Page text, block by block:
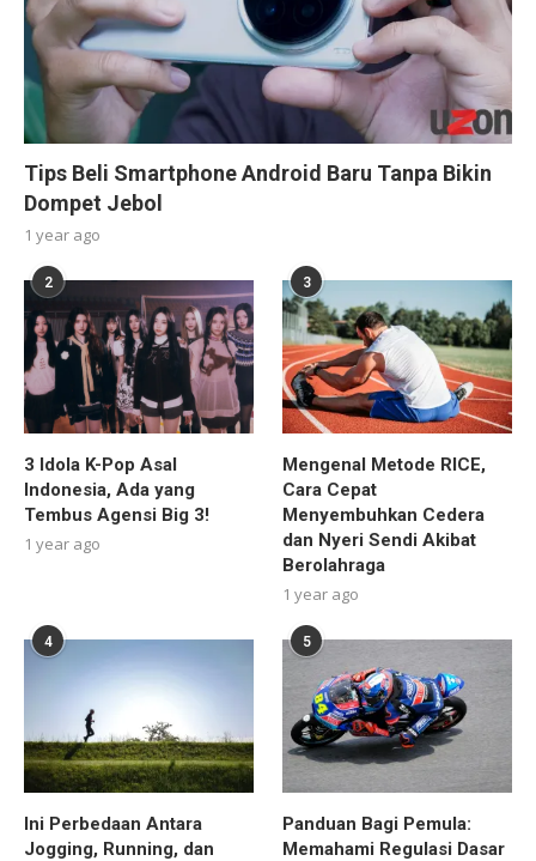
Tips Beli Smartphone Android Baru Tanpa Bikin
Dompet Jebol
1 year ago
2
3 Idola K-Pop Asal
Indonesia, Ada yang
Tembus Agensi Big 3!
1 year ago
3
Mengenal Metode RICE,
Cara Cepat
Menyembuhkan Cedera
dan Nyeri Sendi Akibat
Berolahraga
1 year ago
4
Ini Perbedaan Antara
Jogging, Running, dan
5
Panduan Bagi Pemula:
Memahami Regulasi Dasar